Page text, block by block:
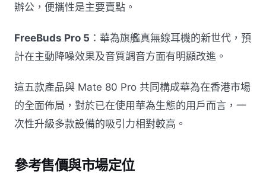
辦公，便攜性是主要賣點。
FreeBuds Pro 5 ：華為旗艦真無線耳機的新世代，預
計在主動降噪效果及音質調音方面有明顯改進。
這五款產品與 Mate 80 Pro 共同構成華為在香港市場
的全面佈局，對於已在使用華為生態的用戶而言，一
次性升級多款設備的吸引力相對較高。
參考售價與市場定位